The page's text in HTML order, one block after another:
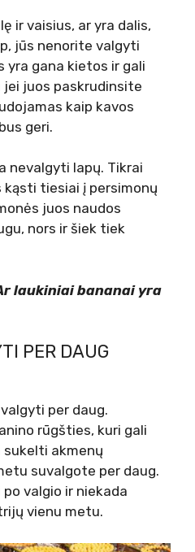
ir vaisius, ar yra dalis,
jūs nenorite valgyti
yra gana kietos ir gali
juos paskrudinsite
kaip kavos
geri.
nevalgyti lapų. Tikrai
tiesiai į persimonų
juos naudos
nors ir šiek tiek
laukiniai bananai yra
PER DAUG
per daug.
rūgšties, kuri gali
akmenų
suvalgote per daug.
valgio ir niekada
vienu metu.